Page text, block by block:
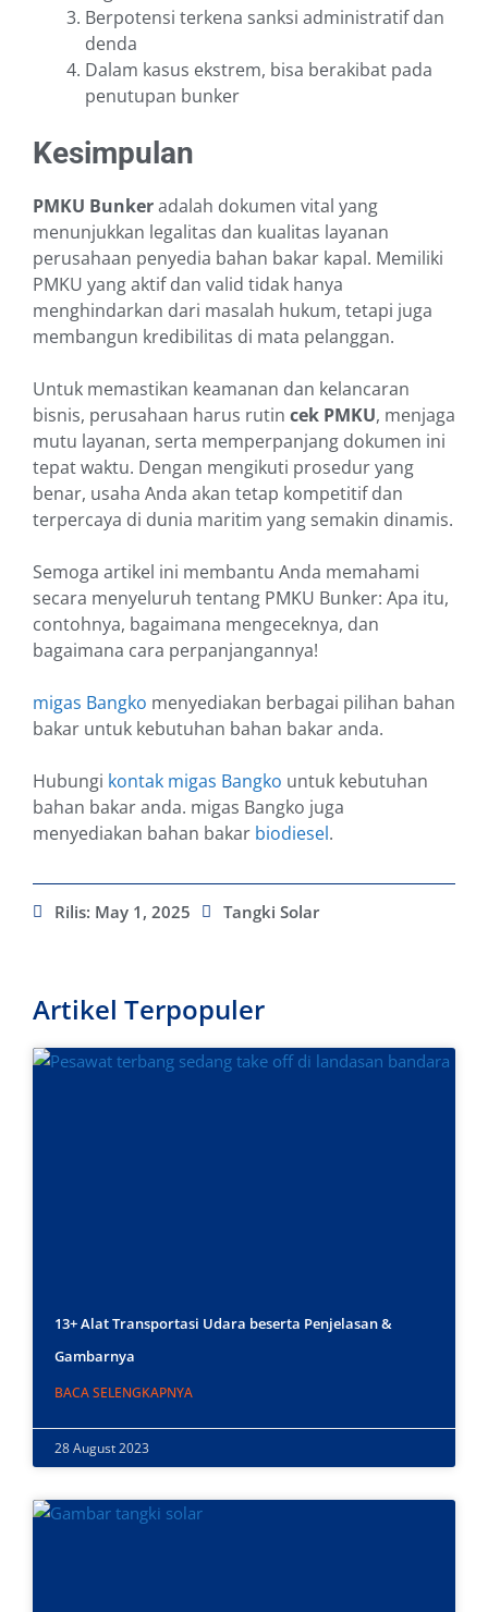
Berpotensi terkena sanksi administratif dan
denda
Dalam kasus ekstrem, bisa berakibat pada
penutupan bunker
Kesimpulan
PMKU Bunkeradalah dokumen vital yang
menunjukkan legalitas dan kualitas layanan
perusahaan penyedia bahan bakar kapal. Memiliki
PMKU yang aktif dan valid tidak hanya
menghindarkan dari masalah hukum, tetapi juga
membangun kredibilitas di mata pelanggan.
Untuk memastikan keamanan dan kelancaran
bisnis, perusahaan harus rutin cek PMKU, menjaga
mutu layanan, serta memperpanjang dokumen ini
tepat waktu. Dengan mengikuti prosedur yang
benar, usaha Anda akan tetap kompetitif dan
terpercaya di dunia maritim yang semakin dinamis.
Semoga artikel ini membantu Anda memahami
secara menyeluruh tentang PMKU Bunker: Apa itu,
contohnya, bagaimana mengeceknya, dan
bagaimana cara perpanjangannya!
migas Bangko menyediakan berbagai pilihan bahan
bakar untuk kebutuhan bahan bakar anda.
Hubungi kontak migas Bangko untuk kebutuhan
bahan bakar anda. migas Bangko juga
menyediakan bahan bakar biodiesel.
Rilis: May 1, 2025 Tangki Solar
Artikel Terpopuler
13+ Alat Transportasi Udara beserta Penjelasan &
Gambarnya
BACA SELENGKAPNYA
28 August 2023